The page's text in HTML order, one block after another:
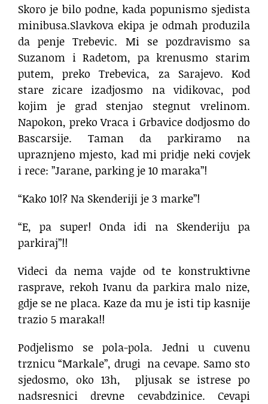
Skoro je bilo podne, kada popunismo sjedista
minibusa.Slavkova ekipa je odmah produzila
da penje Trebevic. Mi se pozdravismo sa
Suzanom i Radetom, pa krenusmo starim
putem, preko Trebevica, za Sarajevo. Kod
stare zicare izadjosmo na vidikovac, pod
kojim je grad stenjao stegnut vrelinom.
Napokon, preko Vraca i Grbavice dodjosmo do
Bascarsije. Taman da parkiramo na
upraznjeno mjesto, kad mi pridje neki covjek
i rece: ”Jarane, parking je 10 maraka”!
“Kako 10!? Na Skenderiji je 3 marke”!
“E, pa super! Onda idi na Skenderiju pa
parkiraj”!!
Videci da nema vajde od te konstruktivne
rasprave, rekoh Ivanu da parkira malo nize,
gdje se ne placa. Kaze da mu je isti tip kasnije
trazio 5 maraka!!
Podjelismo se pola-pola. Jedni u cuvenu
trznicu “Markale”, drugi na cevape. Samo sto
sjedosmo, oko 13h,
pljusak se istrese po
nadsresnici drevne cevabdzinice. Cevapi